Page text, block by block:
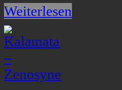
Weiterlesen